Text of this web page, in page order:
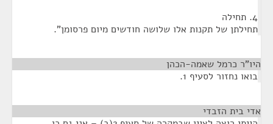
4. תחילה
תחילתן של תקנות אלו שלושה חודשים מיום פרסומן".
היו"ר כרמל שאמה-הכהן
בואו נחזור לסעיף 1.
אדי בית הזבדי